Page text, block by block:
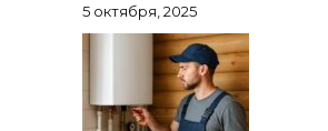
5 октября, 2025